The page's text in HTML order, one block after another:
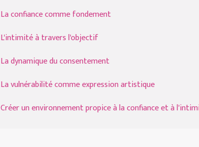
La confiance comme fondement
L'intimité à travers l'objectif
La dynamique du consentement
La vulnérabilité comme expression artistique
Créer un environnement propice à la confiance et à